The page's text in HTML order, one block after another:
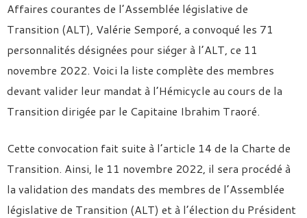
Affaires courantes de l’Assemblée législative de
Transition (ALT), Valérie Semporé, a convoqué les 71
personnalités désignées pour siéger à l’ALT, ce 11
novembre 2022. Voici la liste complète des membres
devant valider leur mandat à l’Hémicycle au cours de la
Transition dirigée par le Capitaine Ibrahim Traoré.
Cette convocation fait suite à l’article 14 de la Charte de
Transition. Ainsi, le 11 novembre 2022, il sera procédé à
la validation des mandats des membres de l’Assemblée
législative de Transition (ALT) et à l’élection du Président